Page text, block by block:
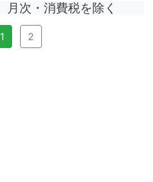
月次・消費税を除く
1 2